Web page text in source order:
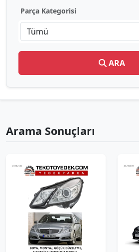
Parça Kategorisi
Tümü
ARA
Arama Sonuçları